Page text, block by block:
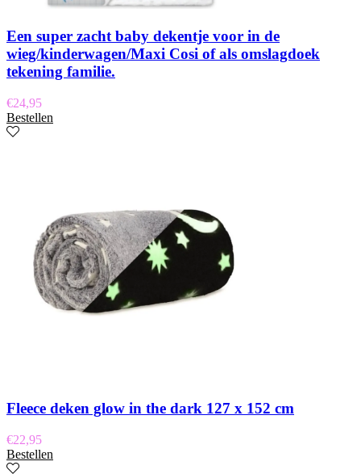
Een super zacht baby dekentje voor in de
wieg/kinderwagen/Maxi Cosi of als omslagdoek
tekening familie.
€24,95
Bestellen
Fleece deken glow in the dark 127 x 152 cm
€22,95
Bestellen